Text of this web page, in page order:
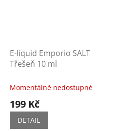
E-liquid Emporio SALT
Třešeň 10 ml
Momentálně nedostupné
199 Kč
DETAIL